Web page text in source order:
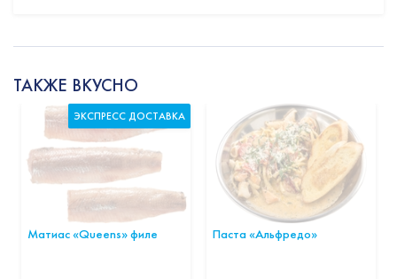
ТАКЖЕ ВКУСНО
Матиас «Queens» филе
ЭКСПРЕСС ДОСТАВКА
Паста «Альфредо»